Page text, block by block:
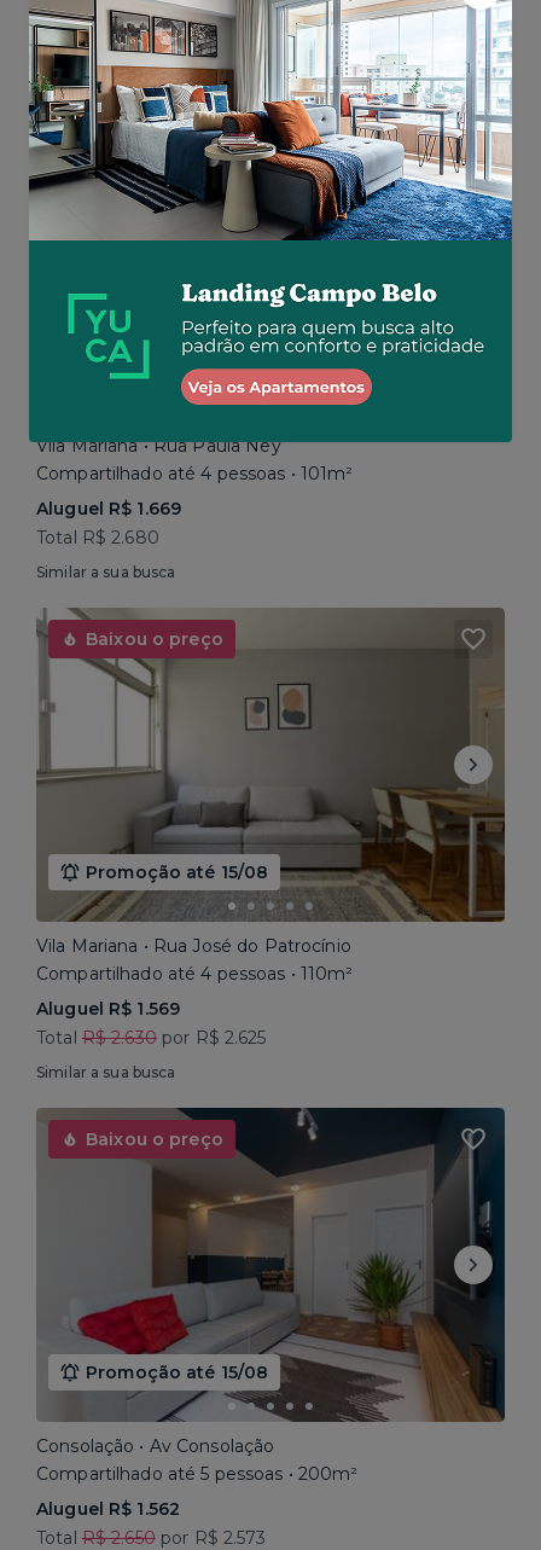
Aluguel R$ 1.777
Total R$ 2.843
Similar a sua busca
Em breve
Vila Mariana • Rua Paula Ney
Compartilhado até 4 pessoas • 101m²
Aluguel R$ 1.669
Total R$ 2.680
Similar a sua busca
Baixou o preço
Promoção até 15/08
Vila Mariana • Rua José do Patrocínio
Compartilhado até 4 pessoas • 110m²
Aluguel R$ 1.569
Total R$ 2.630por R$ 2.625
Similar a sua busca
Baixou o preço
Promoção até 15/08
Consolação • Av Consolação
Compartilhado até 5 pessoas • 200m²
Aluguel R$ 1.562
Total R$ 2.650por R$ 2.573